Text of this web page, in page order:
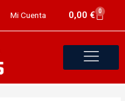
Mi Cuenta 0,00 € 0